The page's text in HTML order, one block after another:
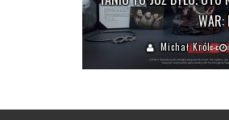
WAR:
Michał Król